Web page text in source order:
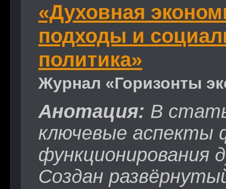
«Духовная
подходы и
политика»
Журнал «Горизонты
Анотация: В
ключевые аспекты
функционирования
Создан